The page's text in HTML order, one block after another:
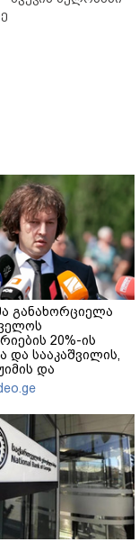
განახორციელა
20%-ის
და სააკაშვილის,
და
ღალატი
ვერ
ამ
- ირაკლი